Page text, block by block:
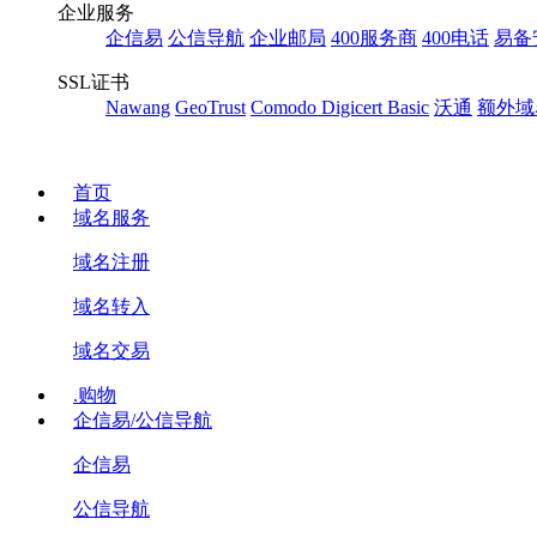
企业服务
企信易 公信导航 企业邮局 400服务商 400电话 易备
SSL证书
Nawang GeoTrust Comodo Digicert Basic 沃通 额外域
首页
域名服务
域名注册
域名转入
域名交易
.购物
企信易/公信导航
企信易
公信导航